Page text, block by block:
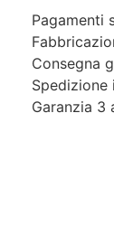
Pagamenti
Consegna
Spedizione
Garanzia 3